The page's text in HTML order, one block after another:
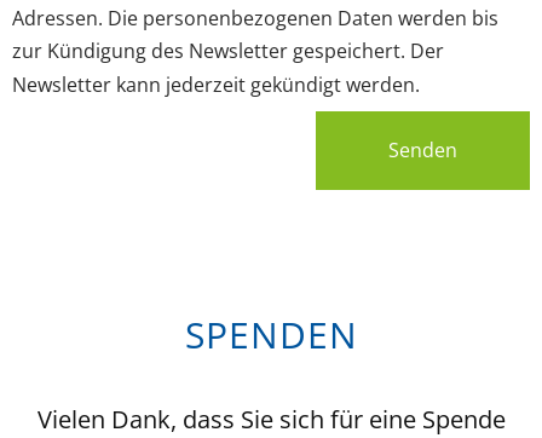
Adressen. Die personenbezogenen Daten werden bis
zur Kündigung des Newsletter gespeichert. Der
Newsletter kann jederzeit gekündigt werden.
Senden
SPENDEN
Vielen Dank, dass Sie sich für eine Spende